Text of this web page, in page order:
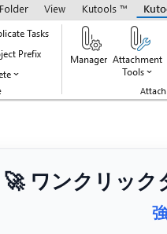
🚀 ワンクリッ